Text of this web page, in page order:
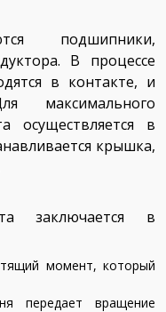
подшипники,
В процессе
в контакте, и
максимального
осуществляется в
крышка,
заключается в
момент, который
передает вращение